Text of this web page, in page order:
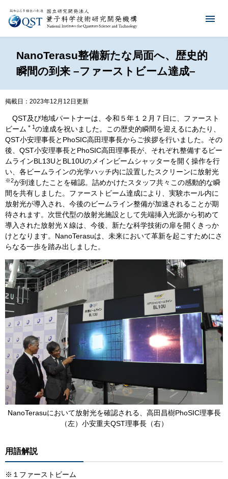
NanoTerasu整備新たな局面へ、歴史的
瞬間の到来 –ファーストビーム達成–
掲載日：2023年12月12日更新
QST及び地域パートナーは、令和５年１２月７日に、ファースト
ビーム ＊1の達成を祝いました。この歴史的瞬間を迎えるにあたり、
QST小安理事長とPhoSIC高田理事長からご挨拶を行いました。その
後、QST小安理事長とPhoSIC高田理事長が、それぞれ整備するビー
ムラインBL13UとBL10Uのメインビームシャッターを開く操作を行
い、各ビームラインの光学ハッチ内に設置したスクリーンに放射光
※2が到達したことを確認。詰めかけたスタッフ共々この感動的な瞬
間を共有しました。ファーストビーム達成により、実験ホール内に
放射光が導入され、今後のビームライン整備が加速されることが期
待されます。次世代型の放射光施設として先端挿入光源から初めて
導入された放射光Ｘ線は、今後、新たな科学技術の扉を開くきっか
けとなります。NanoTerasuは、未来において革新を起こすためにさ
らなる一歩を踏み出しました。
NanoTerasuにおいて放射光を確認される、高田昌樹PhoSIC理事長
（左）小安重夫QST理事長（右）​
用語解説
※１ファーストビーム